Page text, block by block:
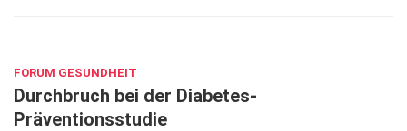
Orthopädie
Schönheit & Wohlbefinden
FORUM GESUNDHEIT
Durchbruch bei der Diabetes-
Präventionsstudie